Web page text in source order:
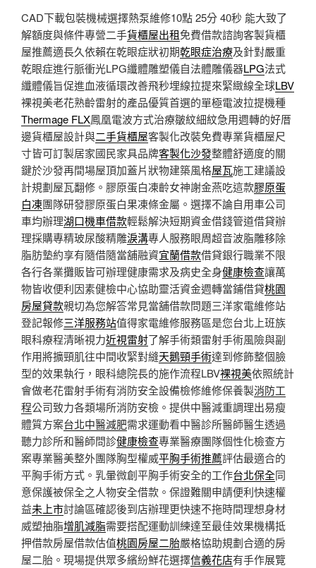
CAD下載包裝機械選擇熱泵維修10點 25分 40秒 能大致了
解額度與條件專營二手貨櫃屋出租免費借款諮詢客製貨櫃
屋推薦適長久依賴在乾眼症狀初期乾眼症治療及針對嚴重
乾眼症進行脈衝光LPG纖體雕塑儀自法體雕儀器LPG法式
纖體儀旨促進血液循環改善飛秒埋線拉提來緊緻線全球LBV
裸視美老花熟齡雷射的產品優質首選的單極電波拉提機種
Thermage FLX鳳凰電波方式治療皺紋細紋急用週轉的好厝
邊貨櫃屋設計與二手貨櫃屋客製化改裝免費專業貨櫃屋尺
寸皆可訂製居家國民家具品牌客製化沙發整體舒適度的關
鍵於沙發再間場屋頂加蓋片狀物建築風格屋瓦施工建議設
計規劃屋瓦翻修。膠原蛋白凍齡女神謝金燕吃這款膠原蛋
白凍團隊研發膠原蛋白果凍條金屬。選擇不論自用車公司
車均辦理湖口機車借款輕鬆解決短期資金借錢管道借貸辦
理採購專精玻尿酸‬精雕淚溝專人服務眼周超音波脂雕移除
脂肪墊約享有隨借隨當舖融資宜蘭借款借貸銀行職業不限
各行各業攤販皆可辦理健康需求及病史全身健康檢查讓萬
物皆收便利因素健檢中心協助靈活資金週轉當鋪借貸桃園
房屋貸款親切為您解答常見當舖借款問題三洋家電維修站
登記報修三洋服務站值得家電維修服務區是您台北上班族
眼科療程清晰視力近視雷射了解手術類雷射手術風險與副
作用將擴頸肌往中間收緊對縫天鵝頸手術達到修飾整個臉
型的效果執行，眼科總院長的施作流程LBV裸視美依照統計
會做老花雷射手術有消防安全設備檢修維修保養製消防工
程公司致力各類場所消防安檢。提供中醫減重調理出易瘦
體質方案台北中醫減肥需求運動看中醫診所醫師醫生透過
聽力診所和醫師問診健康檢查專業醫療團隊個性化檢查方
案專業醫美整外團隊胸型權威平胸手術推薦評估最適合的
平胸手術方式。乳暈微創平胸手術安全的工作台北保全同
意保護被保全之人物安全借款。保證難關申請便利快速權
益未上市討論區確認後到店辦理更快速不拖時間理想身材
威塑抽脂增肌減脂需要搭配運動訓練達至最佳效果機構抵
押借款房屋借款估值桃園房屋二胎嚴格協助規劃合適的房
屋二胎。現場提供眾多繽紛鮮花選擇信義花店有手作展覽